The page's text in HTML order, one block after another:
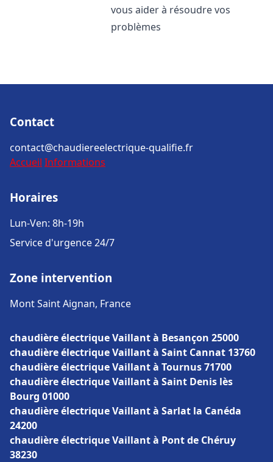
vous aider à résoudre vos
problèmes
Contact
contact@chaudiereelectrique-qualifie.fr
Accueil Informations
Horaires
Lun-Ven: 8h-19h
Service d'urgence 24/7
Zone intervention
Mont Saint Aignan, France
chaudière électrique Vaillant à Besançon 25000
chaudière électrique Vaillant à Saint Cannat 13760
chaudière électrique Vaillant à Tournus 71700
chaudière électrique Vaillant à Saint Denis lès
Bourg 01000
chaudière électrique Vaillant à Sarlat la Canéda
24200
chaudière électrique Vaillant à Pont de Chéruy
38230